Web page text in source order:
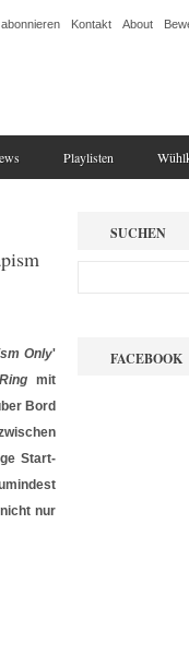
Kontakt About
Playlisten
Only'
mit
Bord
Start-
nur
SUCHEN
FACEBOOK